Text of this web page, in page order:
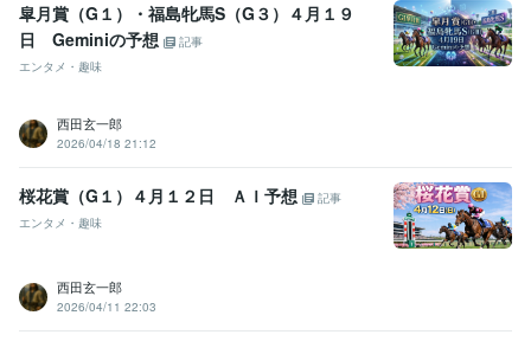
皐月賞（G１）・福島牝馬S（G３）４月１９
日 Geminiの予想
記事
エンタメ・趣味
西田玄一郎
2026/04/18 21:12
桜花賞（G１）４月１２日 ＡＩ予想
記事
エンタメ・趣味
西田玄一郎
2026/04/11 22:03